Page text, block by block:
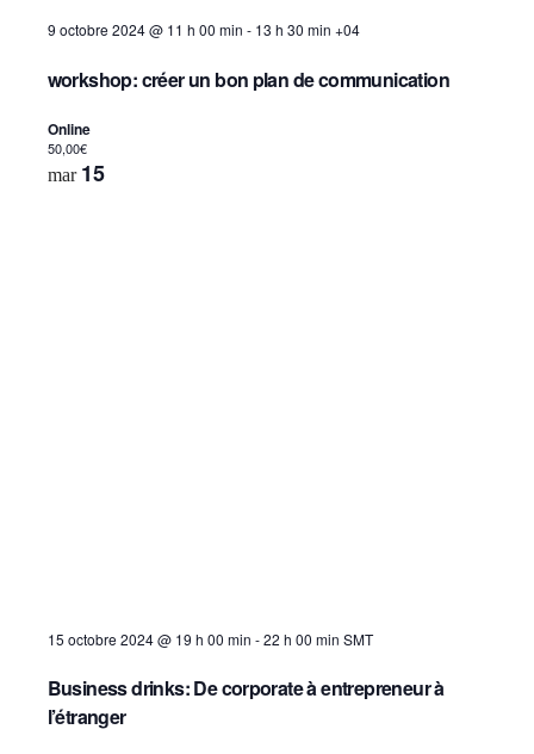
9 octobre 2024 @ 11 h 00 min - 13 h 30 min +04
workshop: créer un bon plan de communication
Online
50,00€
mar 15
15 octobre 2024 @ 19 h 00 min -22 h 00 min SMT
Business drinks: De corporate à entrepreneur à
l’étranger